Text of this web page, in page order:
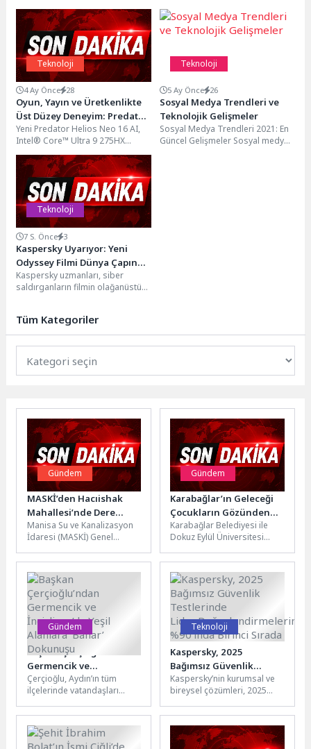
Teknoloji
4 Ay Önce 28
Oyun, Yayın ve Üretkenlikte
Üst Düzey Deneyim: Predator
Helios Neo 16 AI
Yeni Predator Helios Neo 16 AI,
Intel® Core™ Ultra 9 275HX
işlemci ve NVIDIA® GeForce
RTX™ 5070...
Teknoloji
5 Ay Önce 26
Sosyal Medya Trendleri ve
Teknolojik Gelişmeler
Sosyal Medya Trendleri 2021: En
Güncel Gelişmeler Sosyal medya
Teknoloji
7 S. Önce 3
Kaspersky Uyarıyor: Yeni
Odyssey Filmi Dünya Çapında
Heyecan Yaratırken
Dolandırıcılar da Harekete
Kaspersky uzmanları, siber
saldırganların filmin olağanüstü
aldığını ortaya koyan,...
Tüm Kategoriler
Gündem
MASKİ’den Hacıishak
Mahallesi’nde Dere
Temizliği Seferberliği
Manisa Su ve Kanalizasyon
İdaresi (MASKİ) Genel
ilçesine bağlı Hacıishak
Mahallesi’nde dere...
Gündem
Karabağlar’ın Geleceği
Çocukların Gözünden
Tasarlanacak
Karabağlar Belediyesi ile
Dokuz Eylül Üniversitesi
düzenlenen Karabağlar
Akademi 2. Yaz...
Gündem
Başkan Çerçioğlu’ndan
Germencik ve
İncirliova’da Yeşil
Alanlara ‘Bahar’
Dokunuşu
Çerçioğlu, Aydın’ın tüm
ilçelerinde vatandaşları
buluşturmaya devam
ediyor.Aydın Büyükşehir
Belediyesi, tüm ilçelerde...
Teknoloji
Kaspersky, 2025
Bağımsız Güvenlik
Testlerinde
Lider:Değerlendirmelerin
%90’ında Birinci Sırada
Kaspersky’nin kurumsal ve
bireysel çözümleri, 2025
incelemede değerlendirildi.
Şirketin ürünleri...